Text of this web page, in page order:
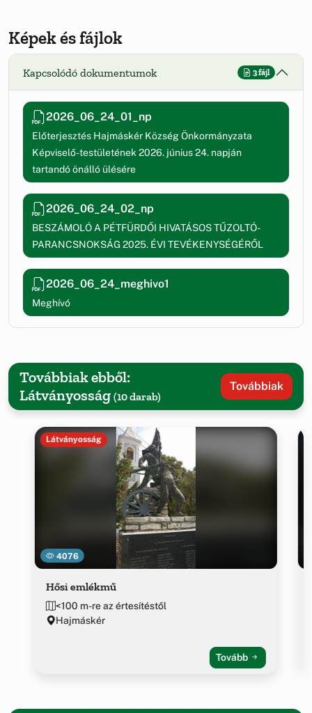
Képek és fájlok
Kapcsolódó dokumentumok 3 fájl
2026_06_24_01_np
Előterjesztés Hajmáskér Község Önkormányzata
Képviselő-testületének 2026. június 24. napján
tartandó önálló ülésére
2026_06_24_02_np
BESZÁMOLÓ A PÉTFÜRDŐI HIVATÁSOS TŰZOLTÓ-
PARANCSNOKSÁG 2025. ÉVI TEVÉKENYSÉGÉRŐL
2026_06_24_meghivo1
Meghívó
Továbbiak ebből:
Látványosság (10 darab)
Továbbiak
4076
Látványosság
Hősi emlékmű
<100 m-re az értesítéstől
Hajmáskér
Tovább